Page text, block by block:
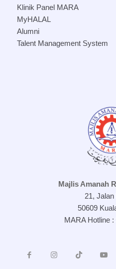
Klinik Panel MARA
MyHALAL
Alumni
Talent Management System
Majlis Amanah
21,
50609
MARA Hotline